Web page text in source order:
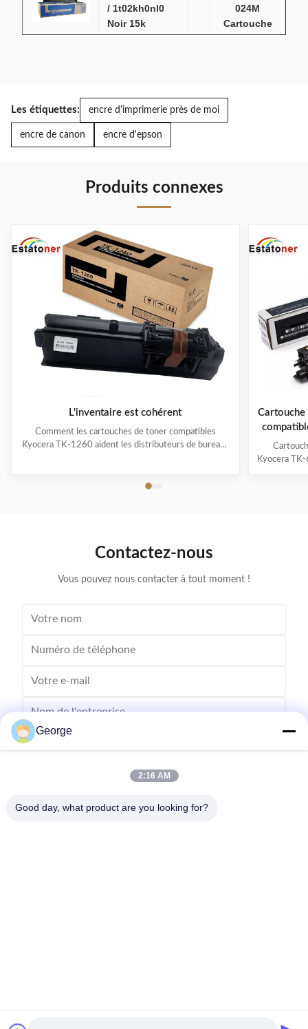
/ 1t02kh0nl0
Noir 15k
024M
Cartouche
de toner
capacité
Cartouche de
MPC2000 pour
15000 pages
Cartouche
Pour le
Les étiquettes: encre d'imprimerie près de moi
encre de canon encre d'epson
Produits connexes
L'inventaire est cohérent
Comment les cartouches de toner compatibles
Kyocera TK-1260 aident les distributeurs de bureaux
croissante de cartouches de toner compatibles
Kyocera
Contactez-nous
Vous pouvez nous contacter à tout moment !
George
2:16 AM
Good day, what product are you looking for?